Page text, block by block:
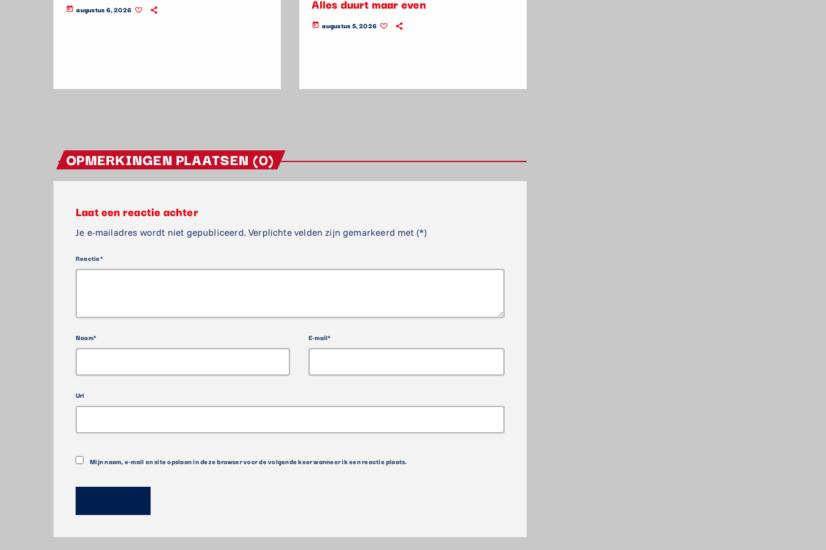
today augustus 6, 2026
Alles duurt maar even
today augustus 5, 2026
OPMERKINGEN PLAATSEN (0)
Laat een reactie achter
Je e-mailadres wordt niet gepubliceerd. Verplichte velden zijn gemarkeerd met (*)
Reactie*
Naam* E-mail*
Url
Mijn naam, e-mail en site opslaan in deze browser voor de volgende keer wanneer ik een reactie plaats.